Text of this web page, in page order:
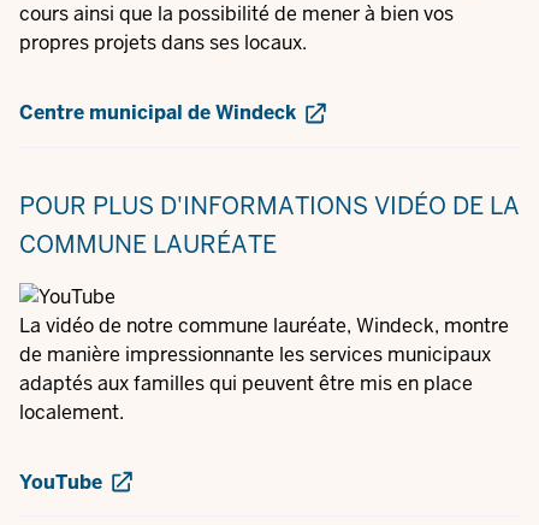
cours ainsi que la possibilité de mener à bien vos
propres projets dans ses locaux.
Centre municipal de Windeck
POUR PLUS D'INFORMATIONS VIDÉO DE LA
COMMUNE LAURÉATE
La vidéo de notre commune lauréate, Windeck, montre
de manière impressionnante les services municipaux
adaptés aux familles qui peuvent être mis en place
localement.
YouTube